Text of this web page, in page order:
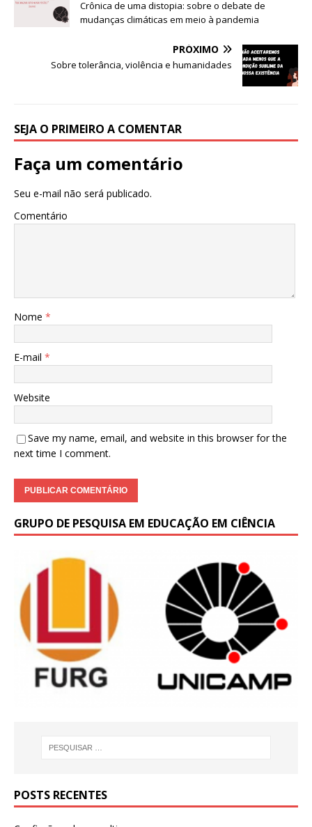
Crônica de uma distopia: sobre o debate de
mudanças climáticas em meio à pandemia
PRÓXIMO
Sobre tolerância, violência e humanidades
SEJA O PRIMEIRO A COMENTAR
Faça um comentário
Seu e-mail não será publicado.
Comentário
Nome *
E-mail *
Website
Save my name, email, and website in this browser for the
next time I comment.
GRUPO DE PESQUISA EM EDUCAÇÃO EM CIÊNCIA
POSTS RECENTES